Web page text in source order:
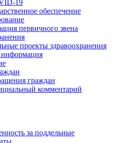
19
обеспечение
первичного звена
проекты здравоохранения
информация
граждан
комментарий
за поддельные